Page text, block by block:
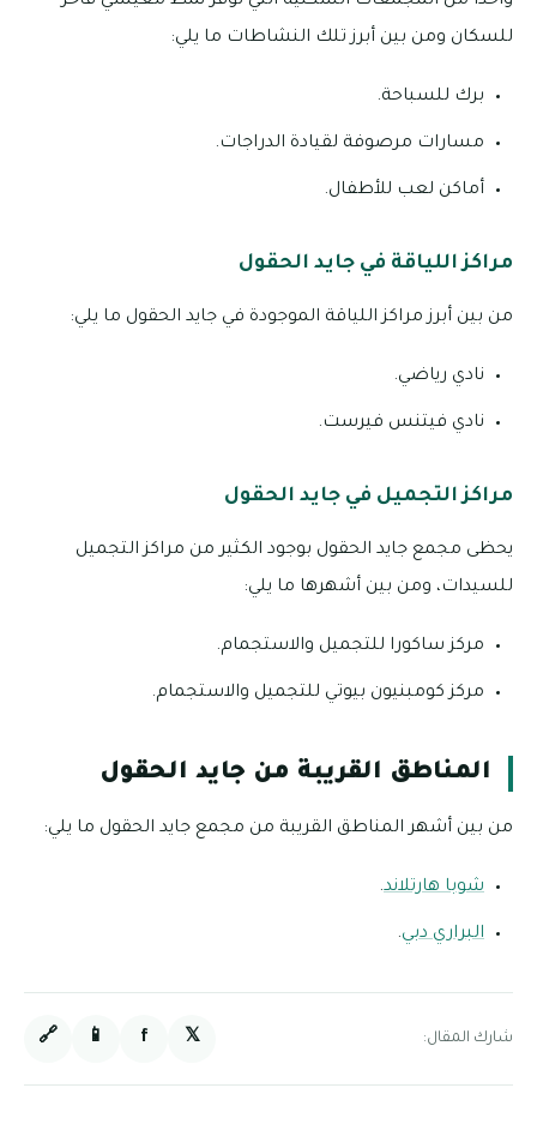
للسكان ومن بين أبرز تلك النشاطات ما يلي:
برك للسباحة.
مسارات مرصوفة لقيادة الدراجات.
أماكن لعب للأطفال.
مراكز اللياقة في جايد الحقول
من بين أبرز مراكز اللياقة الموجودة في جايد الحقول ما يلي:
نادي رياضي.
نادي فيتنس فيرست.
مراكز التجميل في جايد الحقول
يحظى مجمع جايد الحقول بوجود الكثير من مراكز التجميل
للسيدات، ومن بين أشهرها ما يلي:
مركز ساكورا للتجميل والاستجمام.
مركز كومبنيون بيوتي للتجميل والاستجمام.
المناطق القريبة من جايد الحقول
من بين أشهر المناطق القريبة من مجمع جايد الحقول ما يلي:
شوبا هارتلاند.
البراري دبي.
شارك المقال: 𝕏
f
📱
🔗